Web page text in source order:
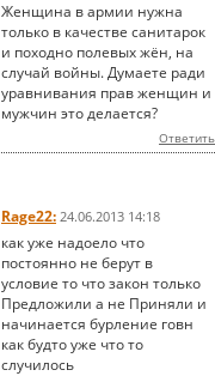
Женщина в армии нужна
только в качестве санитарок
и походно полевых жён, на
случай войны. Думаете ради
уравнивания прав женщин и
мужчин это делается?
Ответить
Rage22: 24.06.2013 14:18
как уже надоело что
постоянно не берут в
условие то что закон только
Предложили а не Приняли и
начинается бурление говн
как будто уже что то
случилось